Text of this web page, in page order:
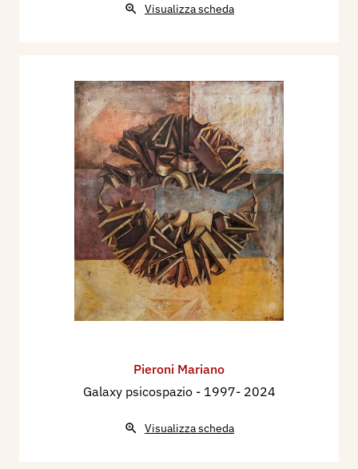
Visualizza scheda
Pieroni Mariano
Galaxy psicospazio - 1997- 2024
Visualizza scheda